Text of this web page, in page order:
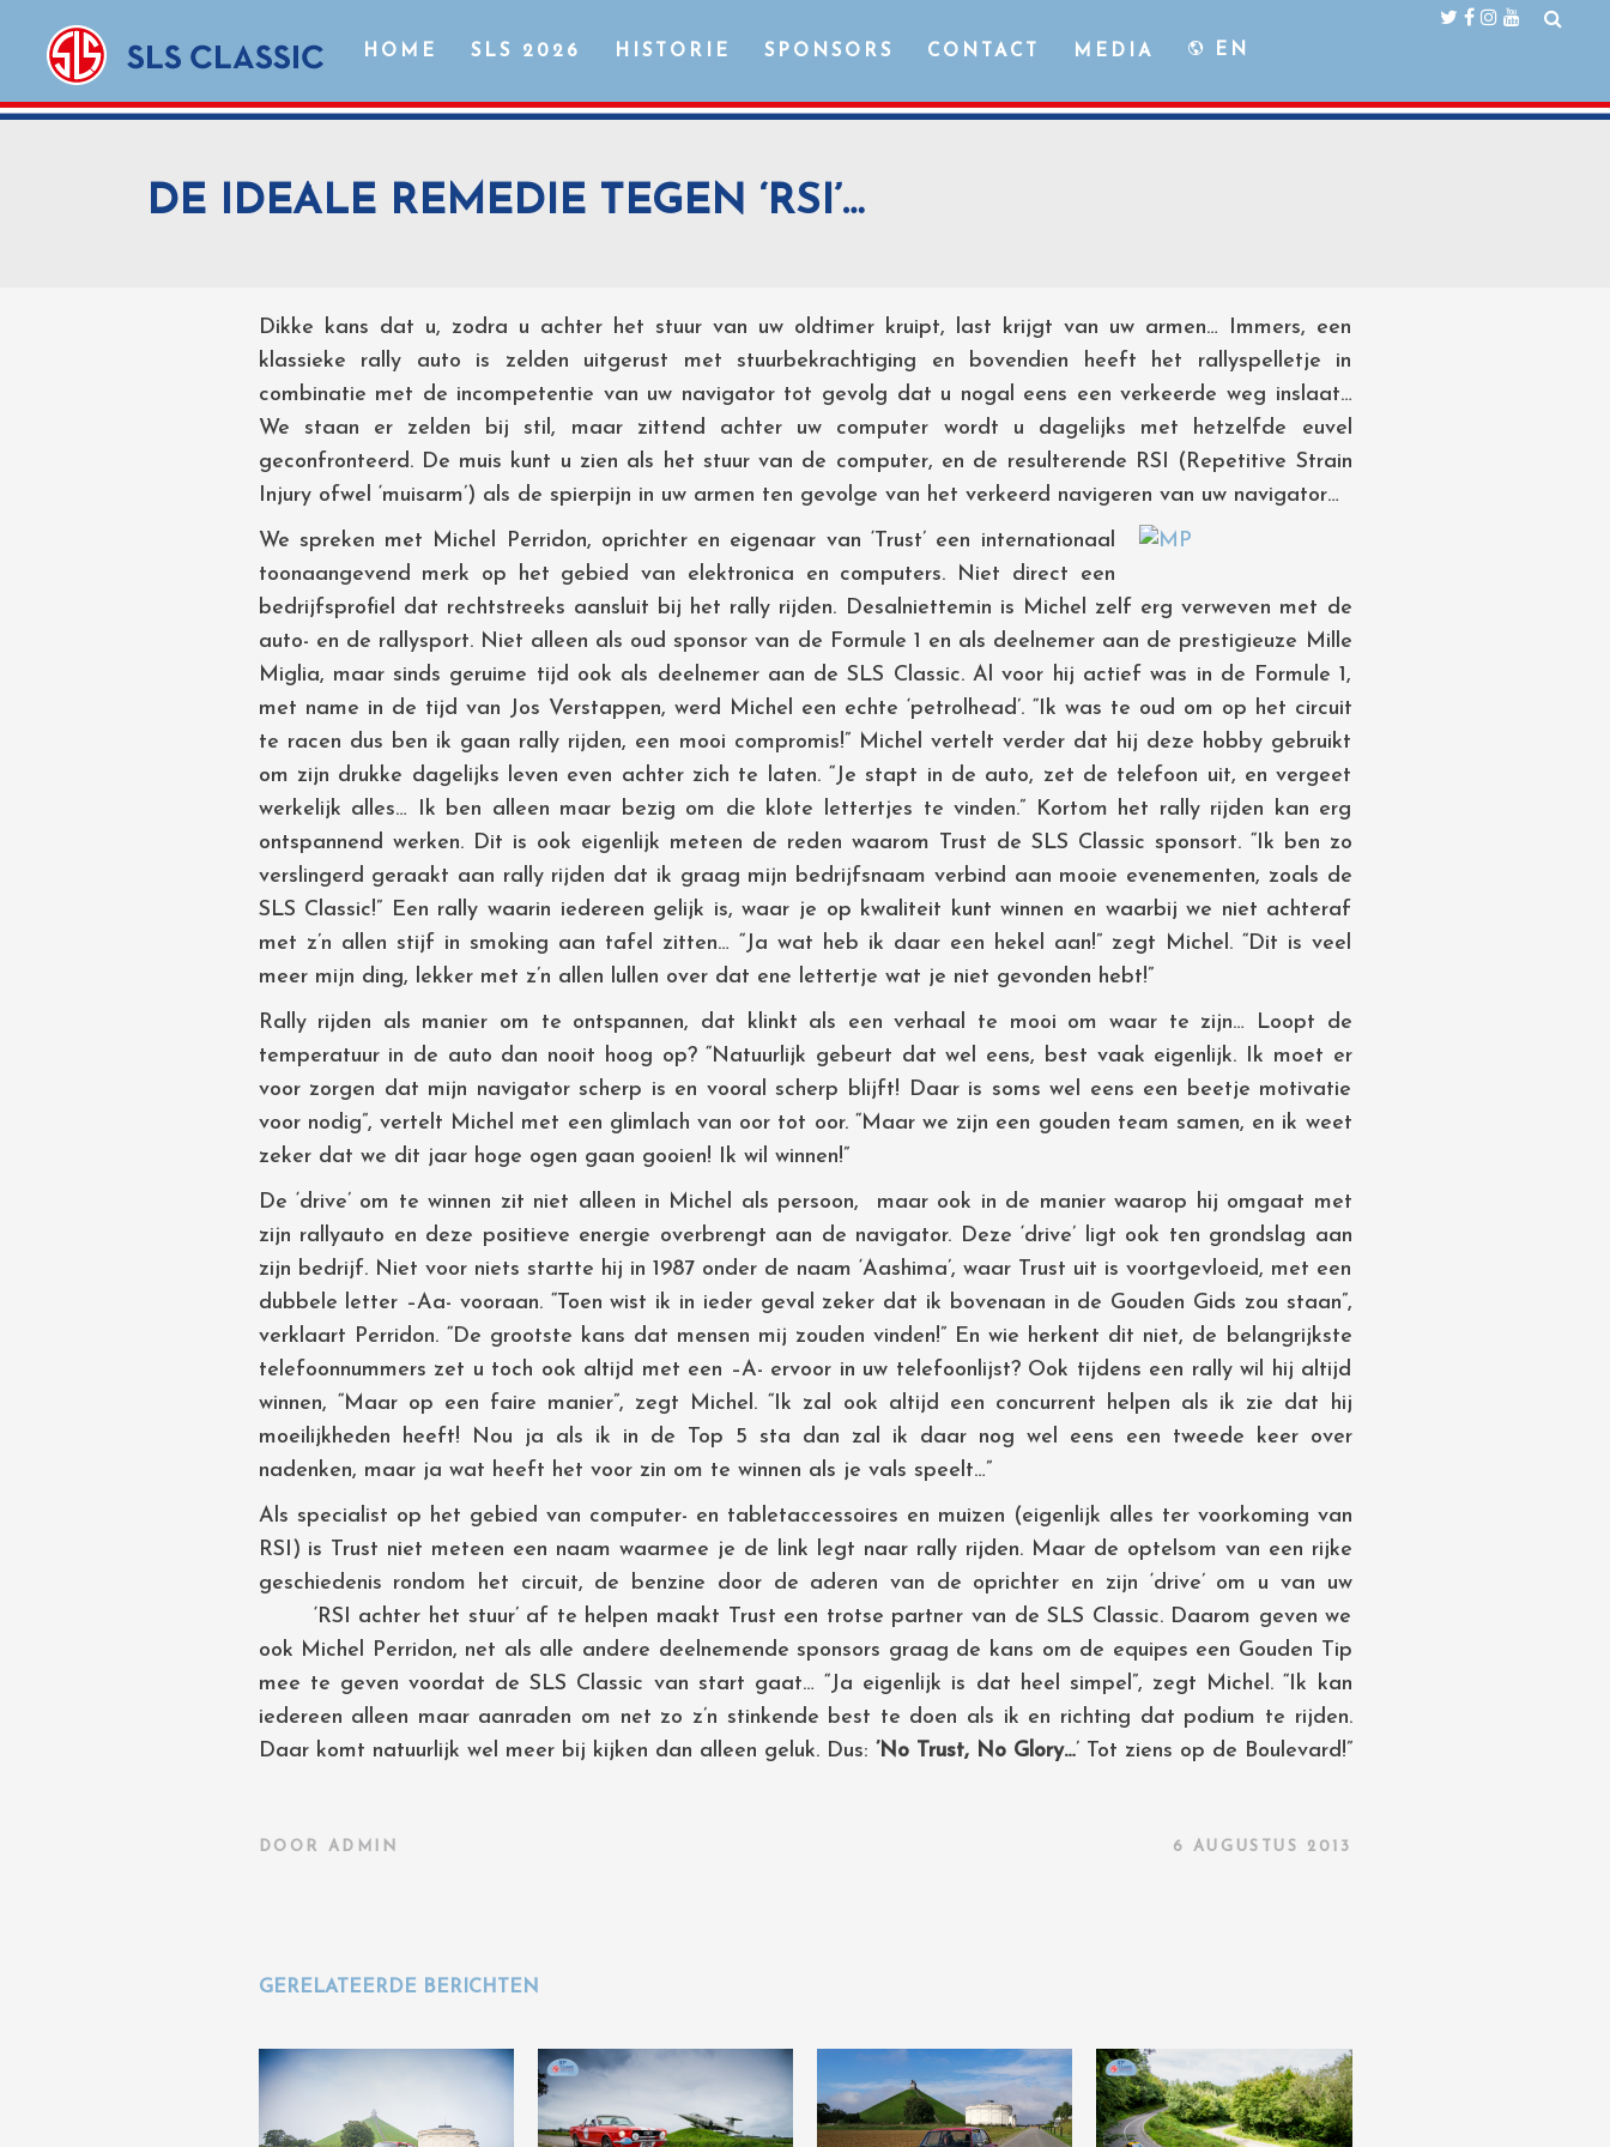
HOME SLS 2026 HISTORIE SPONSORS CONTACT MEDIA EN
DE IDEALE REMEDIE TEGEN ‘RSI’…
Dikke kans dat u, zodra u achter het stuur van uw oldtimer kruipt, last krijgt van uw armen… Immers, een
klassieke rally auto is zelden uitgerust met stuurbekrachtiging en bovendien heeft het rallyspelletje in
combinatie met de incompetentie van uw navigator tot gevolg dat u nogal eens een verkeerde weg inslaat…
We staan er zelden bij stil, maar zittend achter uw computer wordt u dagelijks met hetzelfde euvel
geconfronteerd. De muis kunt u zien als het stuur van de computer, en de resulterende RSI (Repetitive Strain
Injury ofwel ‘muisarm’) als de spierpijn in uw armen ten gevolge van het verkeerd navigeren van uw navigator…
We spreken met Michel Perridon, oprichter en eigenaar van ‘Trust’ een internationaal
toonaangevend merk op het gebied van elektronica en computers. Niet direct een
bedrijfsprofiel dat rechtstreeks aansluit bij het rally rijden. Desalniettemin is Michel zelf erg verweven met de
auto- en de rallysport. Niet alleen als oud sponsor van de Formule 1 en als deelnemer aan de prestigieuze Mille
Miglia, maar sinds geruime tijd ook als deelnemer aan de SLS Classic. Al voor hij actief was in de Formule 1,
met name in de tijd van Jos Verstappen, werd Michel een echte ‘petrolhead’. “Ik was te oud om op het circuit
te racen dus ben ik gaan rally rijden, een mooi compromis!” Michel vertelt verder dat hij deze hobby gebruikt
om zijn drukke dagelijks leven even achter zich te laten. “Je stapt in de auto, zet de telefoon uit, en vergeet
werkelijk alles… Ik ben alleen maar bezig om die klote lettertjes te vinden.” Kortom het rally rijden kan erg
ontspannend werken. Dit is ook eigenlijk meteen de reden waarom Trust de SLS Classic sponsort. “Ik ben zo
verslingerd geraakt aan rally rijden dat ik graag mijn bedrijfsnaam verbind aan mooie evenementen, zoals de
SLS Classic!” Een rally waarin iedereen gelijk is, waar je op kwaliteit kunt winnen en waarbij we niet achteraf
met z’n allen stijf in smoking aan tafel zitten… “Ja wat heb ik daar een hekel aan!” zegt Michel. “Dit is veel
meer mijn ding, lekker met z’n allen lullen over dat ene lettertje wat je niet gevonden hebt!”
Rally rijden als manier om te ontspannen, dat klinkt als een verhaal te mooi om waar te zijn… Loopt de
temperatuur in de auto dan nooit hoog op? “Natuurlijk gebeurt dat wel eens, best vaak eigenlijk. Ik moet er
voor zorgen dat mijn navigator scherp is en vooral scherp blijft! Daar is soms wel eens een beetje motivatie
voor nodig”, vertelt Michel met een glimlach van oor tot oor. “Maar we zijn een gouden team samen, en ik weet
zeker dat we dit jaar hoge ogen gaan gooien! Ik wil winnen!”
De ‘drive’ om te winnen zit niet alleen in Michel als persoon, maar ook in de manier waarop hij omgaat met
zijn rallyauto en deze positieve energie overbrengt aan de navigator. Deze ‘drive’ ligt ook ten grondslag aan
zijn bedrijf. Niet voor niets startte hij in 1987 onder de naam ‘Aashima’, waar Trust uit is voortgevloeid, met een
dubbele letter –Aa- vooraan. “Toen wist ik in ieder geval zeker dat ik bovenaan in de Gouden Gids zou staan”,
verklaart Perridon. “De grootste kans dat mensen mij zouden vinden!” En wie herkent dit niet, de belangrijkste
telefoonnummers zet u toch ook altijd met een –A- ervoor in uw telefoonlijst? Ook tijdens een rally wil hij altijd
winnen, “Maar op een faire manier”, zegt Michel. “Ik zal ook altijd een concurrent helpen als ik zie dat hij
moeilijkheden heeft! Nou ja als ik in de Top 5 sta dan zal ik daar nog wel eens een tweede keer over
nadenken, maar ja wat heeft het voor zin om te winnen als je vals speelt…”
Als specialist op het gebied van computer- en tabletaccessoires en muizen (eigenlijk alles ter voorkoming van
RSI) is Trust niet meteen een naam waarmee je de link legt naar rally rijden. Maar de optelsom van een rijke
geschiedenis rondom het circuit, de benzine door de aderen van de oprichter en zijn ‘drive’ om u van uw
‘RSI achter het stuur’ af te helpen maakt Trust een trotse partner van de SLS Classic. Daarom geven we
ook Michel Perridon, net als alle andere deelnemende sponsors graag de kans om de equipes een Gouden Tip
mee te geven voordat de SLS Classic van start gaat… “Ja eigenlijk is dat heel simpel”, zegt Michel. “Ik kan
iedereen alleen maar aanraden om net zo z’n stinkende best te doen als ik en richting dat podium te rijden.
Daar komt natuurlijk wel meer bij kijken dan alleen geluk. Dus: ’No Trust, No Glory…’ Tot ziens op de Boulevard!”
DOOR ADMIN 6 AUGUSTUS 2013
GERELATEERDE BERICHTEN